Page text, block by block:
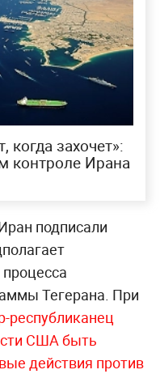
когда захочет»:
контроле Ирана
подписали
Тегерана. При
республиканец
США быть
действия против